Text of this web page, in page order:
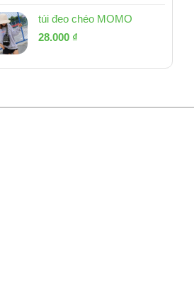
là:
53.000 ₫.
tại
túi đeo chéo MOMO
Giá
là:
28.000 ₫
tại